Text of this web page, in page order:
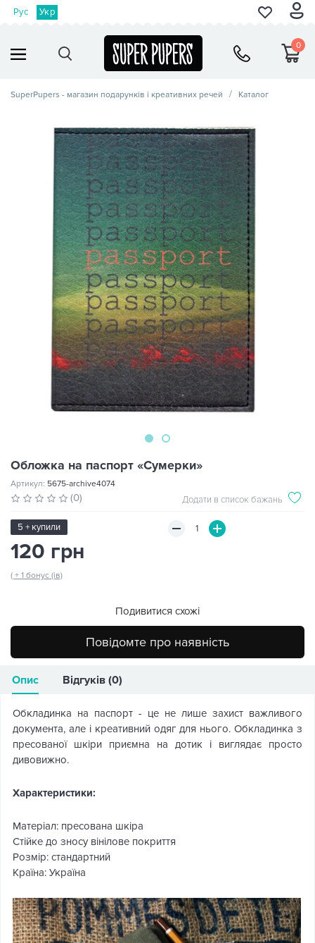
Рус Укр
0
SuperPupers - магазин подарунків і креативних речей Каталог
Обложка на паспорт «Сумерки»
Артикул: 5675-archive4074
(0) Додати в список бажань
5 + купили
120 грн
( + 1 бонус (ів)
Подивитися схожі
Повідомте про наявність
Опис Відгуків (0)
Обкладинка на паспорт - це не лише захист важливого
документа, але і креативний одяг для нього. Обкладинка з
пресованої шкіри приємна на дотик і виглядає просто
дивовижно.
Характеристики:
Матеріал: пресована шкіра
Стійке до зносу вінілове покриття
Розмір: стандартний
Країна: Україна